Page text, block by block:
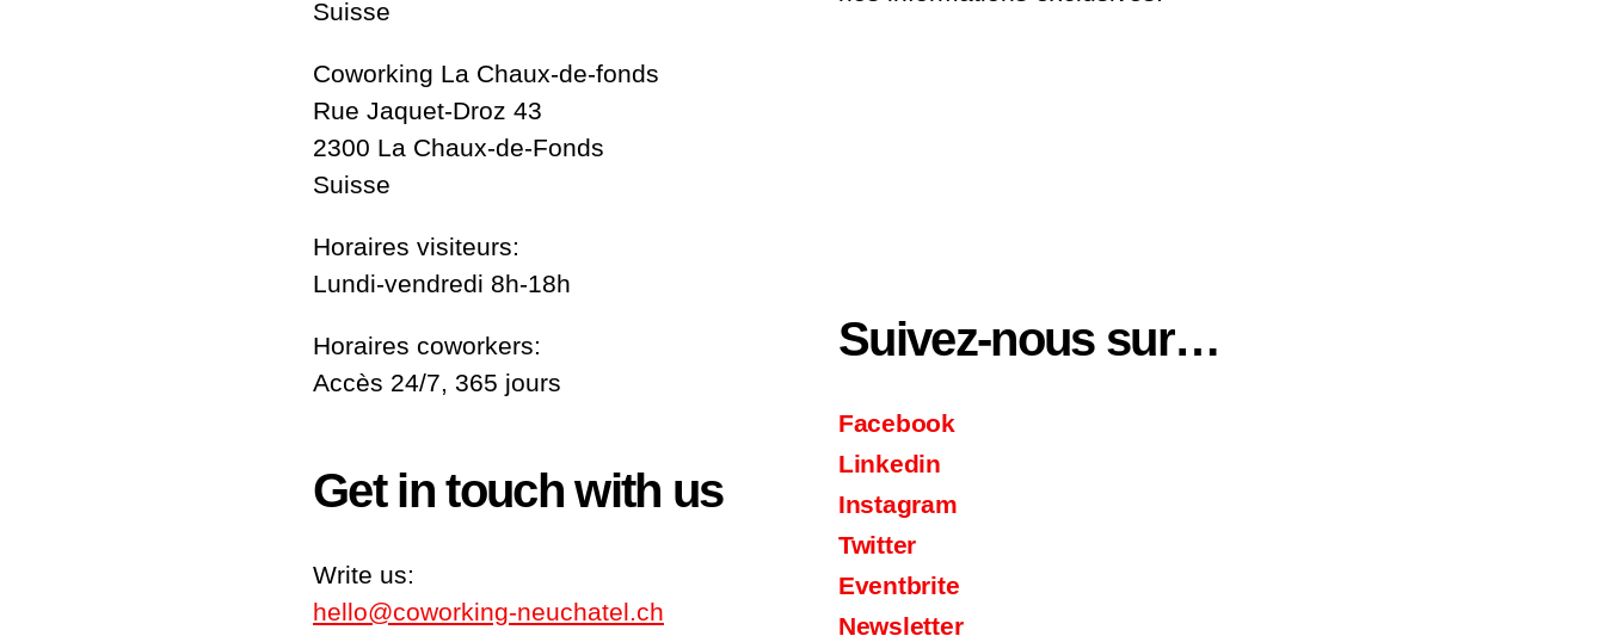
Suisse
Coworking La Chaux-de-fonds
Rue Jaquet-Droz 43
2300 La Chaux-de-Fonds
Suisse
Horaires visiteurs:
Lundi-vendredi 8h-18h
Horaires coworkers:
Accès 24/7, 365 jours
Get in touch with us
Write us:
hello@coworking-neuchatel.ch
Suivez-nous sur…
Facebook
Linkedin
Instagram
Twitter
Eventbrite
Newsletter